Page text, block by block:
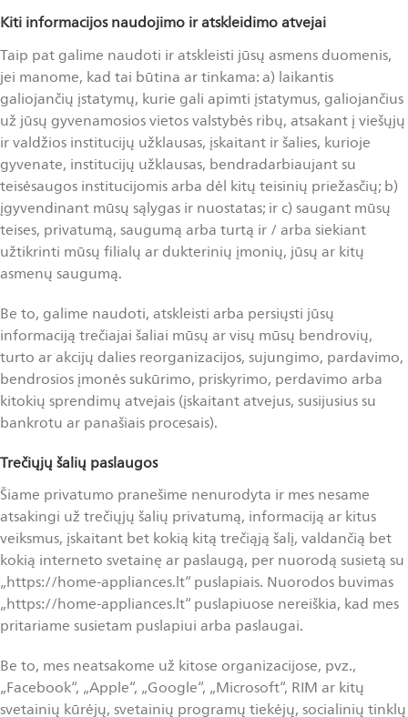
Kiti informacijos naudojimo ir atskleidimo atvejai
Taip pat galime naudoti ir atskleisti jūsų asmens duomenis,
jei manome, kad tai būtina ar tinkama: a) laikantis
galiojančių įstatymų, kurie gali apimti įstatymus, galiojančius
už jūsų gyvenamosios vietos valstybės ribų, atsakant į viešųjų
ir valdžios institucijų užklausas, įskaitant ir šalies, kurioje
gyvenate, institucijų užklausas, bendradarbiaujant su
teisėsaugos institucijomis arba dėl kitų teisinių priežasčių; b)
įgyvendinant mūsų sąlygas ir nuostatas; ir c) saugant mūsų
teises, privatumą, saugumą arba turtą ir / arba siekiant
užtikrinti mūsų filialų ar dukterinių įmonių, jūsų ar kitų
asmenų saugumą.
Be to, galime naudoti, atskleisti arba persiųsti jūsų
informaciją trečiajai šaliai mūsų ar visų mūsų bendrovių,
turto ar akcijų dalies reorganizacijos, sujungimo, pardavimo,
bendrosios įmonės sukūrimo, priskyrimo, perdavimo arba
kitokių sprendimų atvejais (įskaitant atvejus, susijusius su
bankrotu ar panašiais procesais).
Trečiųjų šalių paslaugos
Šiame privatumo pranešime nenurodyta ir mes nesame
atsakingi už trečiųjų šalių privatumą, informaciją ar kitus
veiksmus, įskaitant bet kokią kitą trečiąją šalį, valdančią bet
kokią interneto svetainę ar paslaugą, per nuorodą susietą su
„https://home-appliances.lt“ puslapiais. Nuorodos buvimas
„https://home-appliances.lt“ puslapiuose nereiškia, kad mes
pritariame susietam puslapiui arba paslaugai.
Be to, mes neatsakome už kitose organizacijose, pvz.,
„Facebook“, „Apple“, „Google“, „Microsoft“, RIM ar kitų
svetainių kūrėjų, svetainių programų tiekėjų, socialinių tinklų